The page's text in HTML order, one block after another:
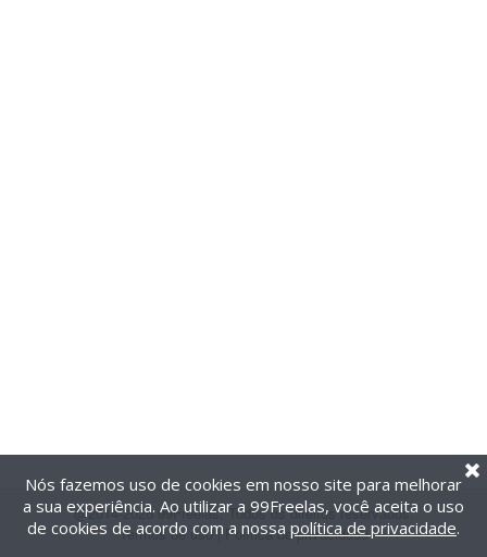
@2014-2026 99Freelas. Todos os direitos reservados.
Termos de uso| Política de privacidade
Nós fazemos uso de cookies em nosso site para melhorar
a sua experiência. Ao utilizar a 99Freelas, você aceita o uso
de cookies de acordo com a nossa política de privacidade.